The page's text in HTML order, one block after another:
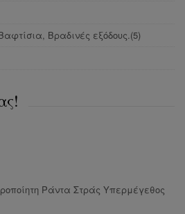
Βραδινές εξόδους.(5)
Ράντα Στράς Υπερμέγεθος